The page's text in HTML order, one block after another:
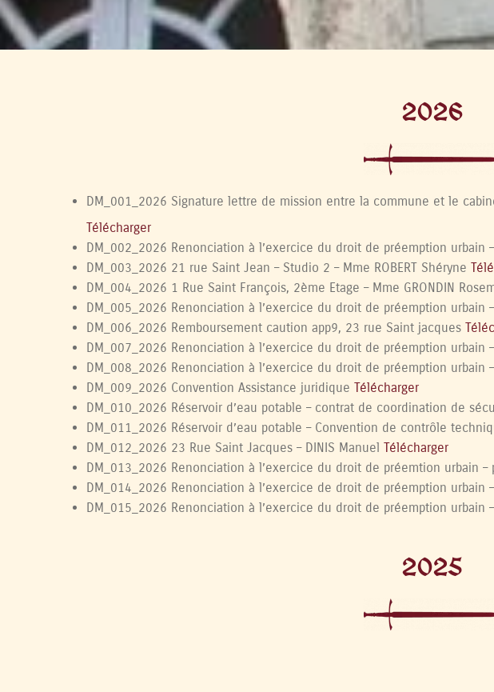
2026
DM_001_2026 Signature lettre de mission entre la commune et le
Télécharger
DM_002_2026 Renonciation à l’exercice du droit de préemption urbain
DM_003_2026 21 rue Saint Jean – Studio 2 – Mme ROBERT Shéryne
DM_004_2026 1 Rue Saint François, 2ème Etage – Mme GRONDIN
DM_005_2026 Renonciation à l’exercice du droit de préemption urbain
DM_006_2026 Remboursement caution app9, 23 rue Saint jacques
DM_007_2026 Renonciation à l’exercice du droit de préemption urbain
DM_008_2026 Renonciation à l’exercice du droit de préemption urbain
DM_009_2026 Convention Assistance juridique Télécharger
DM_010_2026 Réservoir d’eau potable – contrat de coordination de
DM_011_2026 Réservoir d’eau potable – Convention de contrôle
DM_012_2026 23 Rue Saint Jacques – DINIS Manuel Télécharger
DM_013_2026 Renonciation à l’exercice du droit de préemtion urbain –
DM_014_2026 Renonciation à l’exercice de droit de préemption urbain
DM_015_2026 Renonciation à l’exercice du droit de préemption urbain
2025